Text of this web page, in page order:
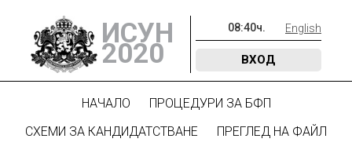
ИСУН
2020
08:40ч. English
ВХОД
НАЧАЛО
ПРОЦЕДУРИ ЗА БФП
СХЕМИ ЗА КАНДИДАТСТВАНЕ
ПРЕГЛЕД НА ФАЙЛ